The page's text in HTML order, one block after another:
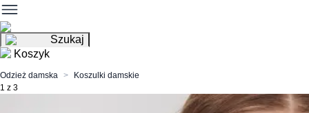
Szukaj
Koszyk
Odzież damska
Koszulki damskie
1 z 3